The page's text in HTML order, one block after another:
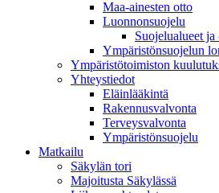
Maa-ainesten otto
Luonnonsuojelu
Suojelualueet ja
Ympäristönsuojelun
Ympäristötoimiston
Yhteystiedot
Eläinlääkintä
Rakennusvalvonta
Terveysvalvonta
Ympäristönsuojelu
Mat­kailu
Säkylän tori
Majoitusta Säkylässä